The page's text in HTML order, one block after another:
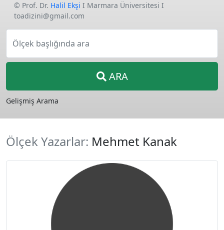
© Prof. Dr. Halil Ekşi I Marmara Üniversitesi I
toadizini@gmail.com
Ölçek başlığında ara
ARA
Gelişmiş Arama
Ölçek Yazarlar: Mehmet Kanak